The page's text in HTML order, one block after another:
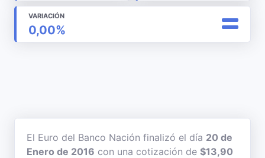
VARIACIÓN
0,00%
El Euro del Banco Nación finalizó el día 20 de
Enero de 2016 con una cotización de $13,90